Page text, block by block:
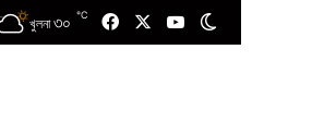
খুলনা ৩০ ℃ FacebookYouTube